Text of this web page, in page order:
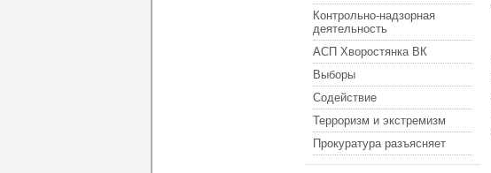
Контрольно-надзорная
деятельность
АСП Хворостянка ВК
Выборы
Содействие
Терроризм и экстремизм
Прокуратура разъясняет